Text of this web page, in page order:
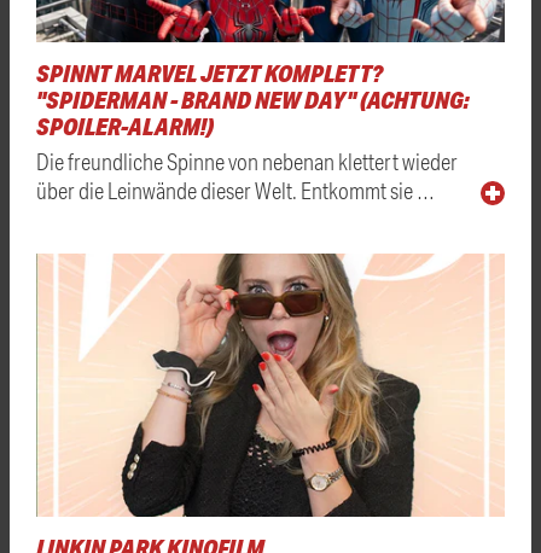
SPINNT MARVEL JETZT KOMPLETT?
"SPIDERMAN - BRAND NEW DAY" (ACHTUNG:
SPOILER-ALARM!)
Die freundliche Spinne von nebenan klettert wieder
über die Leinwände dieser Welt. Entkommt sie …